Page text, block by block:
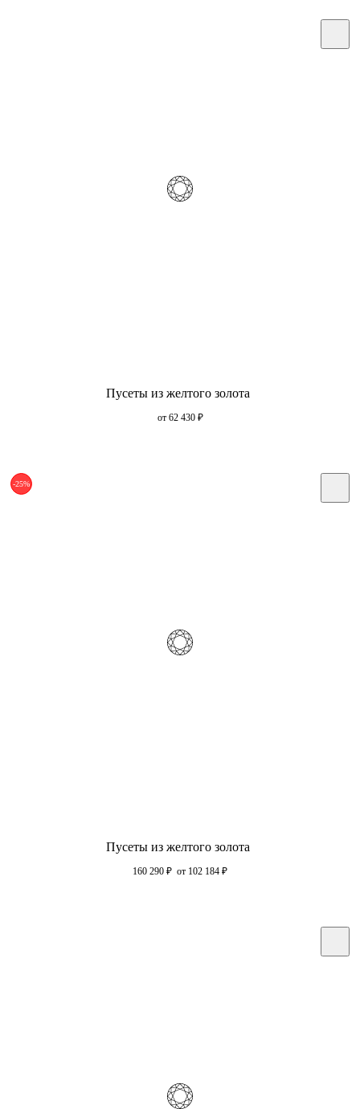
Пусеты из желтого золота
от 62 430 ₽
-25%
Пусеты из желтого золота
160 290 ₽ от 102 184 ₽